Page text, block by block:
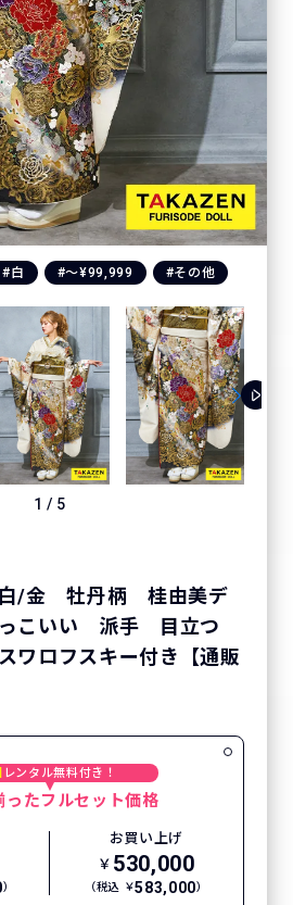
#白 #〜¥99,999 #その他
1 / 5
/金 牡丹柄 桂由美デ
こいい 派手 目立つ
ワロフスキー付き【通販
レンタル無料付き！
ったフルセット価格
）
お買い上げ
￥ 530,000
（税込 ￥583,000）